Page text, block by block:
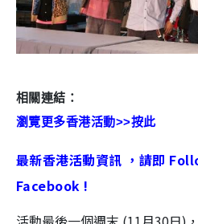
相關連結：
瀏覽更多香港活動>>按此
最新香港活動資訊 ，請即
Facebook !